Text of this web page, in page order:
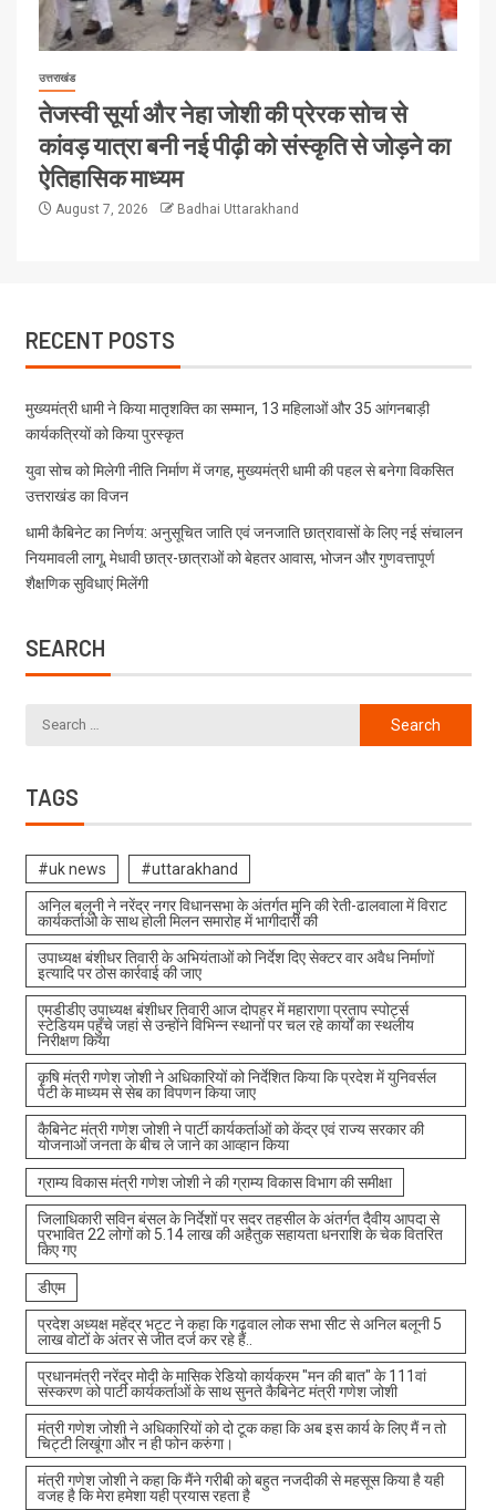
उत्तराखंड
तेजस्वी सूर्या और नेहा जोशी की प्रेरक सोच से
कांवड़ यात्रा बनी नई पीढ़ी को संस्कृति से जोड़ने का
ऐतिहासिक माध्यम
August 7, 2026 Badhai Uttarakhand
RECENT POSTS
मुख्यमंत्री धामी ने किया मातृशक्ति का सम्मान, 13 महिलाओं और 35 आंगनबाड़ी
कार्यकत्रियों को किया पुरस्कृत
युवा सोच को मिलेगी नीति निर्माण में जगह, मुख्यमंत्री धामी की पहल से बनेगा विकसित
उत्तराखंड का विजन
धामी कैबिनेट का निर्णय: अनुसूचित जाति एवं जनजाति छात्रावासों के लिए नई संचालन
नियमावली लागू, मेधावी छात्र-छात्राओं को बेहतर आवास, भोजन और गुणवत्तापूर्ण
शैक्षणिक सुविधाएं मिलेंगी
SEARCH
TAGS
#uk news #uttarakhand
अनिल बलूनी ने नरेंद्र नगर विधानसभा के अंतर्गत मुनि की रेती-ढालवाला में विराट
कार्यकर्ताओ के साथ होली मिलन समारोह में भागीदारी की
उपाध्यक्ष बंशीधर तिवारी के अभियंताओं को निर्देश दिए सेक्टर वार अवैध निर्माणों
इत्यादि पर ठोस कार्रवाई की जाए
एमडीडीए उपाध्यक्ष बंशीधर तिवारी आज दोपहर में महाराणा प्रताप स्पोर्ट्स
स्टेडियम पहुँचे जहां से उन्होंने विभिन्न स्थानों पर चल रहे कार्यों का स्थलीय
निरीक्षण किया
कृषि मंत्री गणेश जोशी ने अधिकारियों को निर्देशित किया कि प्रदेश में युनिवर्सल
पेटी के माध्यम से सेब का विपणन किया जाए
कैबिनेट मंत्री गणेश जोशी ने पार्टी कार्यकर्ताओं को केंद्र एवं राज्य सरकार की
योजनाओं जनता के बीच ले जाने का आव्हान किया
ग्राम्य विकास मंत्री गणेश जोशी ने की ग्राम्य विकास विभाग की समीक्षा
जिलाधिकारी सविन बंसल के निर्देशों पर सदर तहसील के अंतर्गत दैवीय आपदा से
प्रभावित 22 लोगों को 5.14 लाख की अहैतुक सहायता धनराशि के चेक वितरित
किए गए
डीएम
प्रदेश अध्यक्ष महेंद्र भट्ट ने कहा कि गढ़वाल लोक सभा सीट से अनिल बलूनी 5
लाख वोटों के अंतर से जीत दर्ज कर रहे हैं..
प्रधानमंत्री नरेंद्र मोदी के मासिक रेडियो कार्यक्रम "मन की बात" के 111वां
संस्करण को पार्टी कार्यकर्ताओं के साथ सुनते कैबिनेट मंत्री गणेश जोशी
मंत्री गणेश जोशी ने अधिकारियों को दो टूक कहा कि अब इस कार्य के लिए मैं न तो
चिट्टी लिखूंगा और न ही फोन करुंगा।
मंत्री गणेश जोशी ने कहा कि मैंने गरीबी को बहुत नजदीकी से महसूस किया है यही
वजह है कि मेरा हमेशा यही प्रयास रहता है